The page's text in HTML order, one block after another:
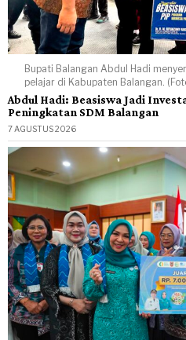
Bupati Balangan Abdul Hadi
pelajar di Kabupaten Balangan.
Abdul Hadi: Beasiswa Jadi
Peningkatan SDM Balangan
7 AGUSTUS 2026